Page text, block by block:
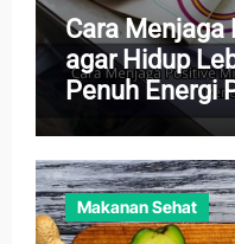
Cara
agar Hidup
Penuh Energi
Makanan Sehat